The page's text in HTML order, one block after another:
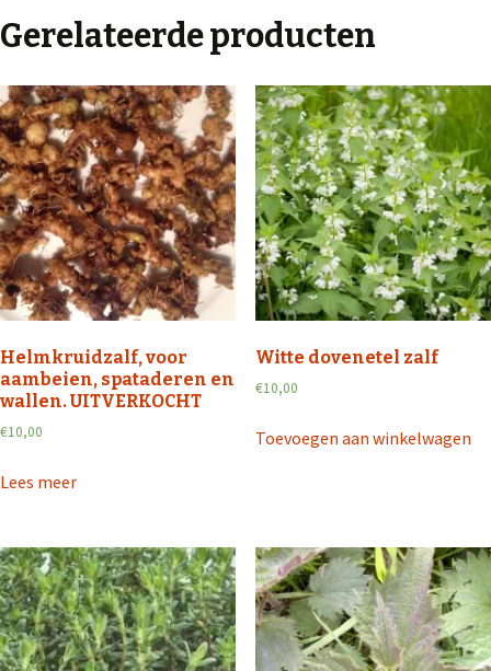
Gerelateerde producten
Helmkruidzalf, voor
aambeien, spataderen en
wallen. UITVERKOCHT
€10,00
Lees meer
Witte dovenetel zalf
€10,00
Toevoegen aan winkelwagen